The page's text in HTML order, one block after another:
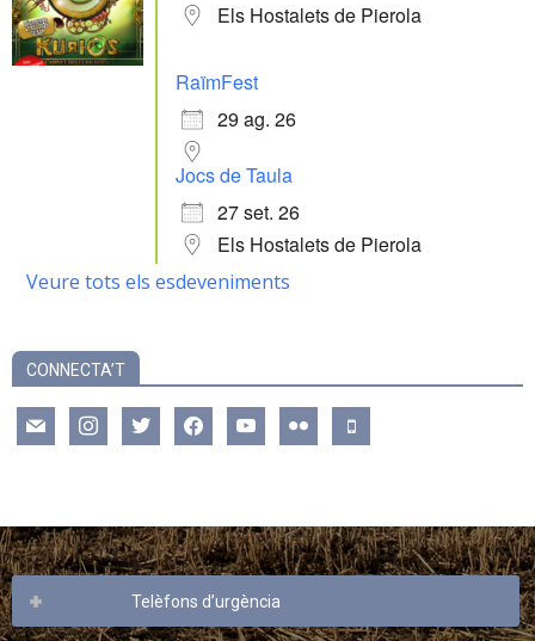
Els Hostalets de Pierola
RaïmFest
29 ag. 26
Jocs de Taula
27 set. 26
Els Hostalets de Pierola
Veure tots els esdeveniments
CONNECTA’T
mail instagramtwitter facebookyoutube flickr mobile
Telèfons d’urgència